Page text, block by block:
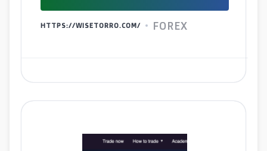
HTTPS://WISETORRO.COM/ FOREX